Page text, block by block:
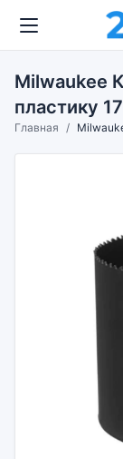
Milwaukee
пластику
Главная